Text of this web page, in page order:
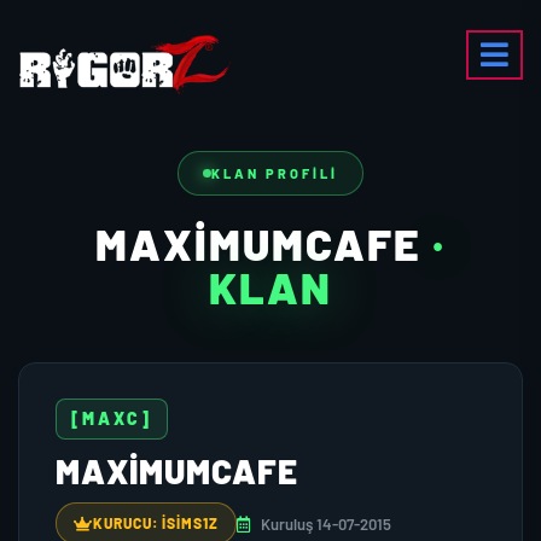
KLAN PROFILI
MAXİMUMCAFE ·
KLAN
[MAXC]
MAXİMUMCAFE
KURUCU: ISIMS1Z Kuruluş 14-07-2015